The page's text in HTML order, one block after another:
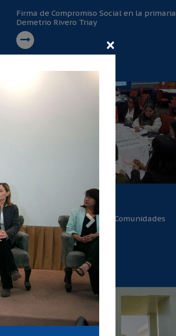
Firma de Compromiso Social en la primaria
Demetrio Rivero Triay
IV Encuentro Nacional de Comunidades
Educativas
×